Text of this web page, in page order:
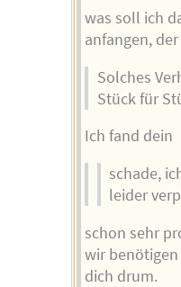
was soll ich
anfangen,
Solches
Stück für
Ich fand dein
schade,
leider
schon sehr
wir
dich drum.